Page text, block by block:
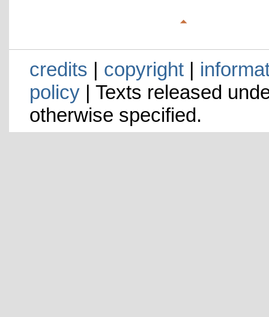
credits | copyright|
policy| Texts released
otherwise specified.